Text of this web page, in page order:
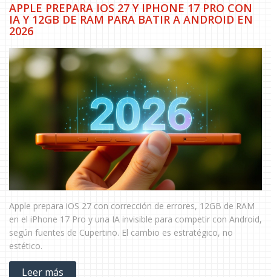
APPLE PREPARA IOS 27 Y IPHONE 17 PRO CON
IA Y 12GB DE RAM PARA BATIR A ANDROID EN
2026
Apple prepara iOS 27 con corrección de errores, 12GB de RAM
en el iPhone 17 Pro y una IA invisible para competir con Android,
según fuentes de Cupertino. El cambio es estratégico, no
estético.
Leer más